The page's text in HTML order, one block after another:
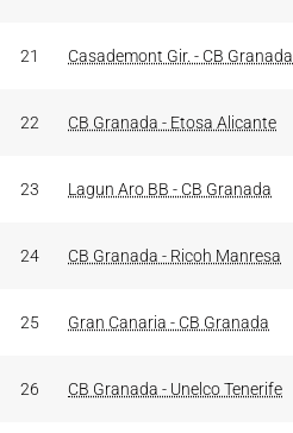
21 Casademont Gir. - CB Granada
22 CB Granada - Etosa Alicante
23 Lagun Aro BB - CB Granada
24 CB Granada - Ricoh Manresa
25 Gran Canaria - CB Granada
26 CB Granada - Unelco Tenerife